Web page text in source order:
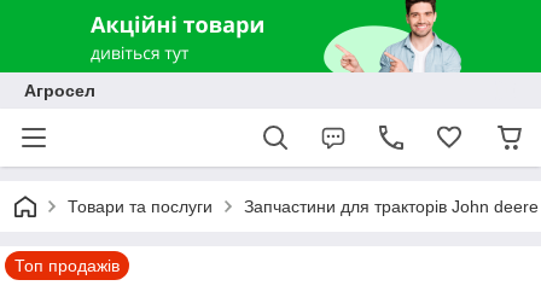
Агросел
Товари та послуги Запчастини для тракторів John deere
Топ продажів